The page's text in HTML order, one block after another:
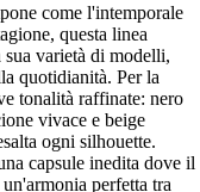
come l'intemporale
questa linea
varietà di modelli,
quotidianità. Per la
tonalità raffinate: nero
vivace e beige
ogni silhouette.
capsule inedita dove il
perfetta tra